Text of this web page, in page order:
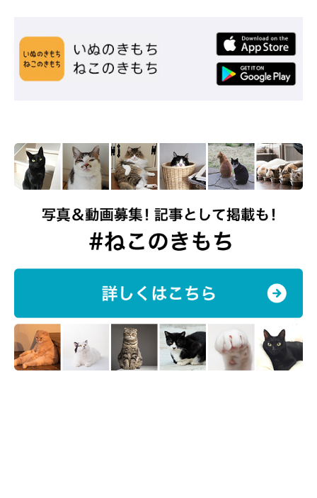
@tanenecoshopさんのX
では、刺繍作品の製作過程や新作情報を
公開中。ネットショップ「TANNECO SHOP」 では、販売中の作
品はもちろん、これまでお迎えされた素敵な作品の数々をたくさ
※この記事は投稿者さまにご了承をいただいたうえで制作してい
ます。